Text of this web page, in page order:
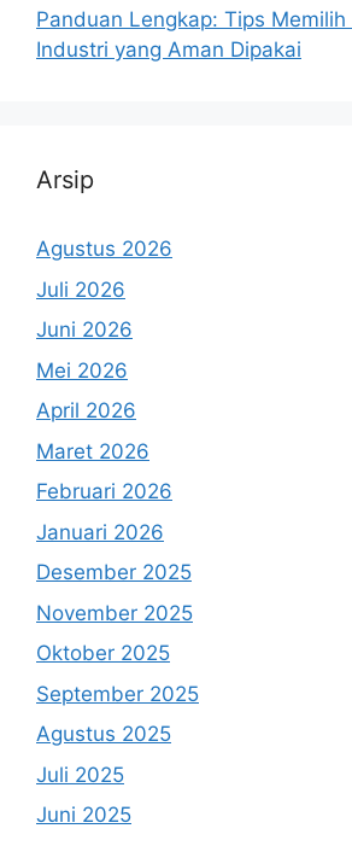
Panduan Lengkap: Tips
Industri yang Aman Dipakai
Arsip
Agustus 2026
Juli 2026
Juni 2026
Mei 2026
April 2026
Maret 2026
Februari 2026
Januari 2026
Desember 2025
November 2025
Oktober 2025
September 2025
Agustus 2025
Juli 2025
Juni 2025